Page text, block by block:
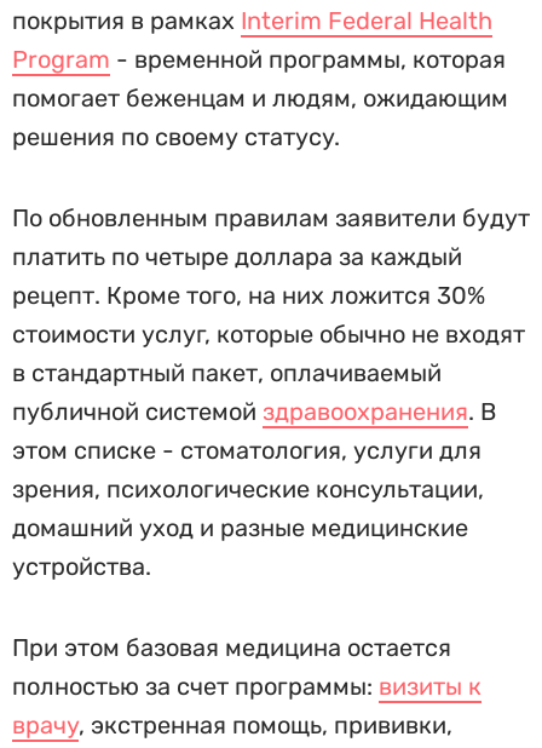
покрытия в рамках Interim Federal Health
Program - временной программы, которая
помогает беженцам и людям, ожидающим
решения по своему статусу.
По обновленным правилам заявители будут
платить по четыре доллара за каждый
рецепт. Кроме того, на них ложится 30%
стоимости услуг, которые обычно не входят
в стандартный пакет, оплачиваемый
публичной системой здравоохранения. В
этом списке - стоматология, услуги для
зрения, психологические консультации,
домашний уход и разные медицинские
устройства.
При этом базовая медицина остается
полностью за счет программы: визиты к
врачу, экстренная помощь, прививки,